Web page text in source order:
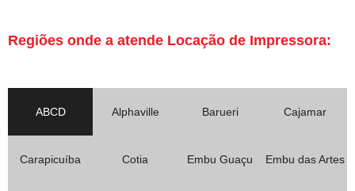
Regiões onde a atende Locação de Impressora:
ABCD Alphaville Barueri Cajamar
Carapicuíba Cotia Embu Guaçu Embu das Artes